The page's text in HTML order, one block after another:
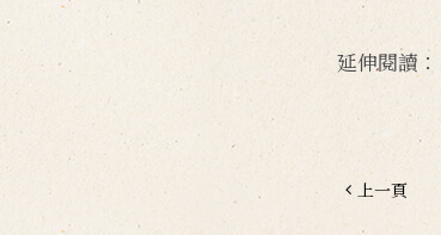
延伸閱讀：
上一頁